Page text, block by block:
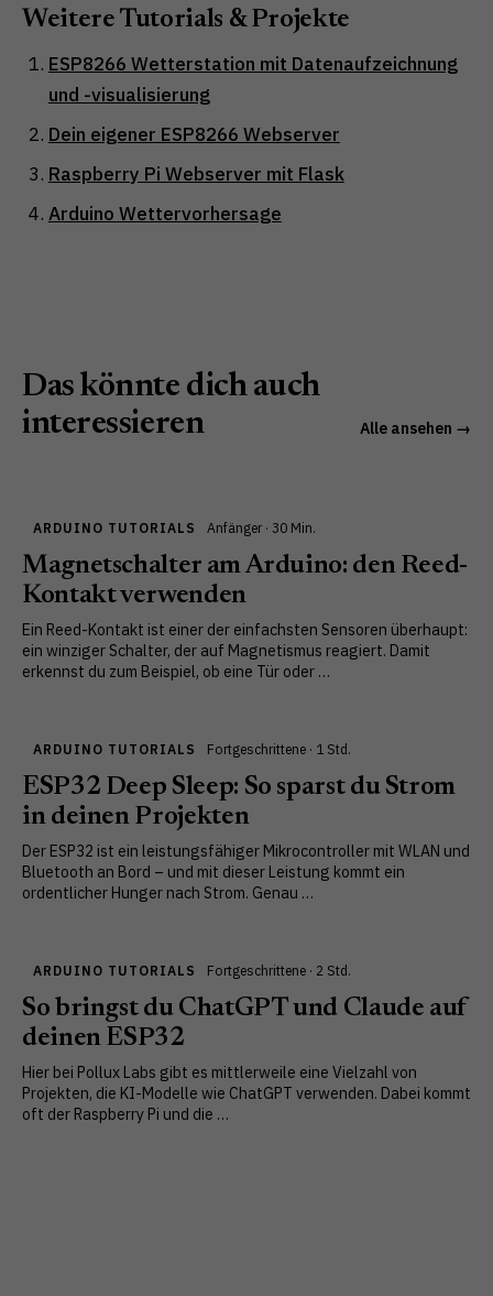
Weitere Tutorials & Projekte
ESP8266 Wetterstation mit Datenaufzeichnung
und -visualisierung
Dein eigener ESP8266 Webserver
Raspberry Pi Webserver mit Flask
Arduino Wettervorhersage
Das könnte dich auch
interessieren
Alle ansehen →
ARDUINO TUTORIALS Anfänger · 30 Min.
Magnetschalter am Arduino: den Reed-
Kontakt verwenden
Ein Reed-Kontakt ist einer der einfachsten Sensoren überhaupt:
ein winziger Schalter, der auf Magnetismus reagiert. Damit
erkennst du zum Beispiel, ob eine Tür oder …
ARDUINO TUTORIALS Fortgeschrittene · 1 Std.
ESP32 Deep Sleep: So sparst du Strom
in deinen Projekten
Der ESP32 ist ein leistungsfähiger Mikrocontroller mit WLAN und
Bluetooth an Bord – und mit dieser Leistung kommt ein
ordentlicher Hunger nach Strom. Genau …
ARDUINO TUTORIALS Fortgeschrittene · 2 Std.
So bringst du ChatGPT und Claude auf
deinen ESP32
Hier bei Pollux Labs gibt es mittlerweile eine Vielzahl von
Projekten, die KI-Modelle wie ChatGPT verwenden. Dabei kommt
oft der Raspberry Pi und die …